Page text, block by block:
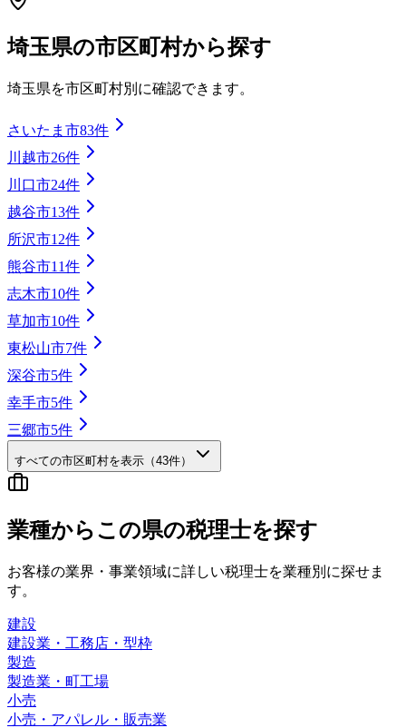
埼玉県の市区町村から探す
埼玉県を市区町村別に確認できます。
さいたま市83件
川越市26件
川口市24件
越谷市13件
所沢市12件
熊谷市11件
志木市10件
草加市10件
東松山市7件
深谷市5件
幸手市5件
三郷市5件
すべての市区町村を表示（43件）
業種からこの県の税理士を探す
お客様の業界・事業領域に詳しい税理士を業種別に探せま
す。
建設
建設業・工務店・型枠
製造
製造業・町工場
小売
小売・アパレル・販売業